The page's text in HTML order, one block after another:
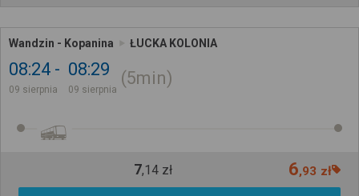
Wandzin - Kopanina ŁUCKA KOLONIA
08:24
09 sierpnia
08:29
09 sierpnia
5min
7,14 zł 6,93 zł